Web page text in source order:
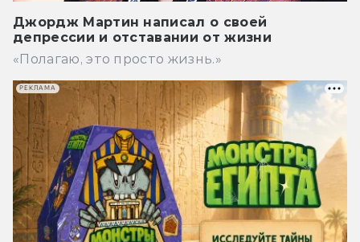
Джордж Мартин написал о своей
депрессии и отставании от жизни
«Полагаю, это просто жизнь.»
РЕКЛАМА